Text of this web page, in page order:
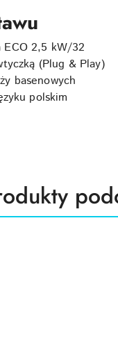
ECO 2,5 kW/32
(Plug & Play)
basenowych
polskim